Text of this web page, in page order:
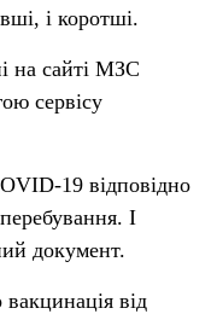
і коротші.
на сайті МЗС
сервісу
19 відповідно
І
документ.
від